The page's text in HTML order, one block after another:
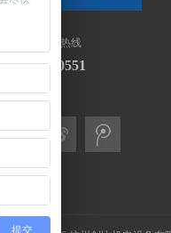
全国售后服务热线
28130551
注我们
提交